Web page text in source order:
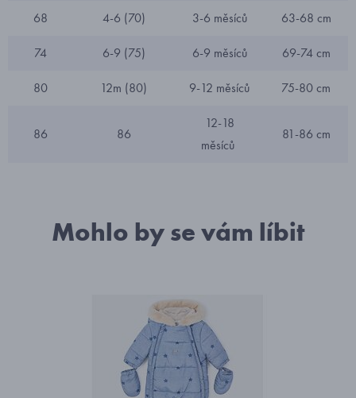
68 4-6 (70) 3-6 měsíců 63-68 cm
74 6-9 (75) 6-9 měsíců 69-74 cm
80 12m (80) 9-12 měsíců 75-80 cm
86 86
12-18
měsíců
81-86 cm
Mohlo by se vám líbit